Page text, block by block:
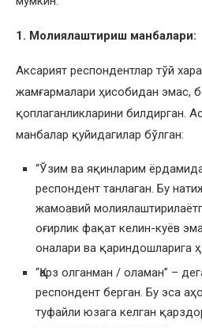
1. Молиялаштириш манбалари:
Аксарият респондентлар тўй
жамғармалари ҳисобидан эмас,
қоплаганликларини билдирган.
манбалар қуйидагилар бўлган:
“Ўзим ва яқинларим
респондент танлаган. Бу
жамоавий
оғирлик фақат келин-куёв
оналари ва қариндошларига
“Қарз олганман / оламан” –
респондент берган. Бу эса
туфайли юзага келган